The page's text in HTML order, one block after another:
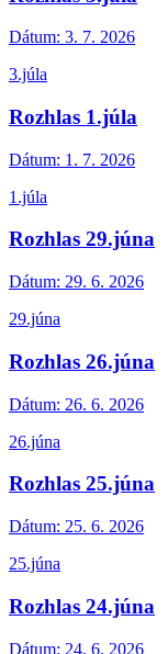
Dátum: 3. 7. 2026
3.júla
Rozhlas 1.júla
Dátum: 1. 7. 2026
1.júla
Rozhlas 29.júna
Dátum: 29. 6. 2026
29.júna
Rozhlas 26.júna
Dátum: 26. 6. 2026
26.júna
Rozhlas 25.júna
Dátum: 25. 6. 2026
25.júna
Rozhlas 24.júna
Dátum: 24. 6. 2026